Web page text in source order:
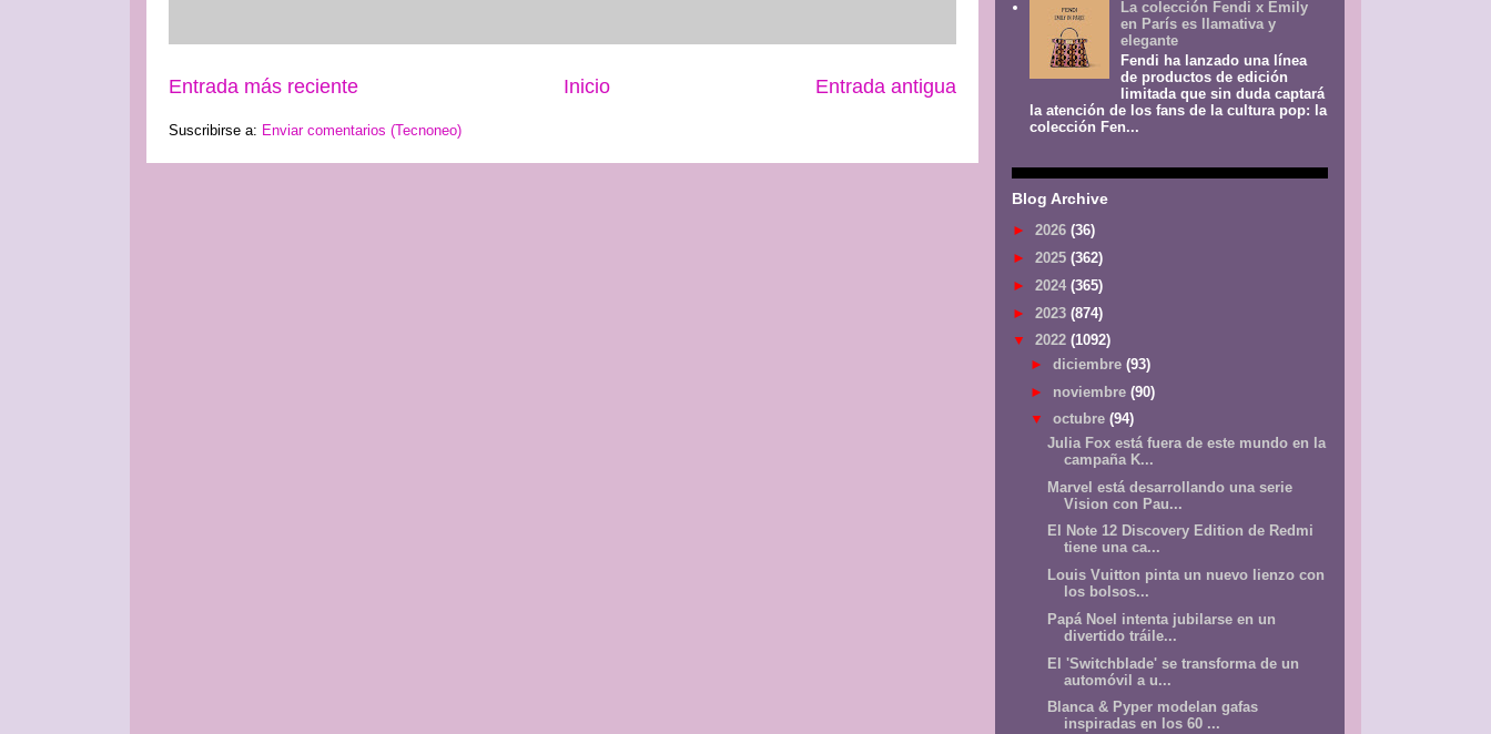
Entrada más reciente Entrada antigua
Inicio
Suscribirse a: Enviar comentarios (Tecnoneo)
La colección Fendi x Emily
en París es llamativa y
elegante
Fendi ha lanzado una línea
de productos de edición
limitada que sin duda captará
la atención de los fans de la cultura pop: la
colección Fen...
Blog Archive
► 2026 (36)
► 2025 (362)
► 2024 (365)
► 2023 (874)
▼ 2022 (1092)
► diciembre (93)
► noviembre (90)
▼ octubre (94)
Julia Fox está fuera de este mundo en la
campaña K...
Marvel está desarrollando una serie
Vision con Pau...
El Note 12 Discovery Edition de Redmi
tiene una ca...
Louis Vuitton pinta un nuevo lienzo con
los bolsos...
Papá Noel intenta jubilarse en un
divertido tráile...
El 'Switchblade' se transforma de un
automóvil a u...
Blanca & Pyper modelan gafas
inspiradas en los 60 ...